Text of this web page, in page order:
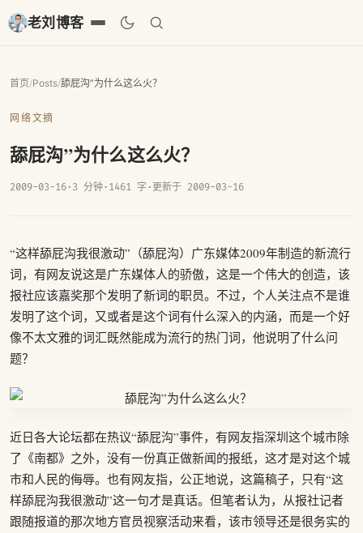
老刘博客
首页/Posts/舔屁沟”为什么这么火？
网络文摘
舔屁沟”为什么这么火？
2009-03-16· 3 分钟· 1461 字 · 更新于 2009-03-16
“这样舔屁沟我很激动”（舔屁沟）广东媒体2009年制造的新流行
词，有网友说这是广东媒体人的骄傲，这是一个伟大的创造，该
报社应该嘉奖那个发明了新词的职员。不过，个人关注点不是谁
发明了这个词，又或者是这个词有什么深入的内涵，而是一个好
像不太文雅的词汇既然能成为流行的热门词，他说明了什么问
题？
近日各大论坛都在热议“舔屁沟”事件，有网友指深圳这个城市除
了《南都》之外，没有一份真正做新闻的报纸，这才是对这个城
市和人民的侮辱。也有网友指，公正地说，这篇稿子，只有“这
样舔屁沟我很激动”这一句才是真话。但笔者认为，从报社记者
跟随报道的那次地方官员视察活动来看，该市领导还是很务实的